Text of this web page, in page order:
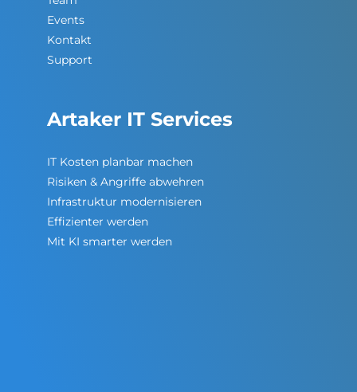
Events
Kontakt
Support
Artaker IT Services
IT Kosten planbar machen
Risiken & Angriffe abwehren
Infrastruktur modernisieren
Effizienter werden
Mit KI smarter werden